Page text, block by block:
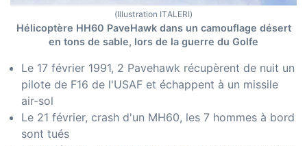
(Illustration ITALERI)
Hélicoptère HH60 PaveHawk dans un camouflage désert
en tons de sable, lors de la guerre du Golfe
Le 17 février 1991, 2 Pavehawk récupèrent de nuit un
pilote de F16 de l'USAF et échappent à un missile
air-sol
Le 21 février, crash d'un MH60, les 7 hommes à bord
sont tués